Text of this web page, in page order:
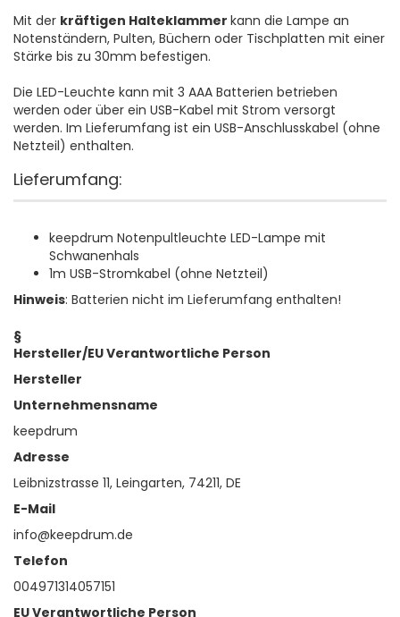
Mit der kräftigen Halteklammer kann die Lampe an
Notenständern, Pulten, Büchern oder Tischplatten mit einer
Stärke bis zu 30mm befestigen.
Die LED-Leuchte kann mit 3 AAA Batterien betrieben
werden oder über ein USB-Kabel mit Strom versorgt
werden. Im Lieferumfang ist ein USB-Anschlusskabel (ohne
Netzteil) enthalten.
Lieferumfang:
keepdrum Notenpultleuchte LED-Lampe mit
Schwanenhals
1m USB-Stromkabel (ohne Netzteil)
Hinweis: Batterien nicht im Lieferumfang enthalten!
§
Hersteller/EU Verantwortliche Person
Hersteller
Unternehmensname
keepdrum
Adresse
Leibnizstrasse 11, Leingarten, 74211, DE
E-Mail
info@keepdrum.de
Telefon
004971314057151
EU Verantwortliche Person